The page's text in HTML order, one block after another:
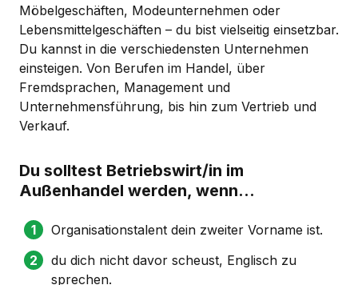
Möbelgeschäften, Modeunternehmen oder
Lebensmittelgeschäften – du bist vielseitig einsetzbar.
Du kannst in die verschiedensten Unternehmen
einsteigen. Von Berufen im Handel, über
Fremdsprachen, Management und
Unternehmensführung, bis hin zum Vertrieb und
Verkauf.
Du solltest Betriebswirt/in im
Außenhandel werden, wenn...
Organisationstalent dein zweiter Vorname ist.
du dich nicht davor scheust, Englisch zu
sprechen.